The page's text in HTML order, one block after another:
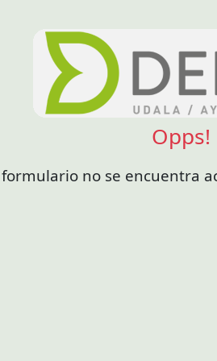
Opps!
formulario no se encuentra